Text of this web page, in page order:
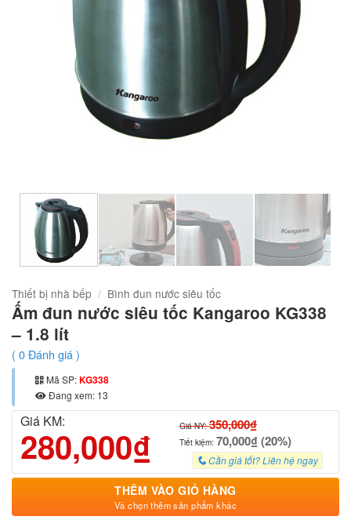
Thiết bị nhà bếp / Bình đun nước siêu tốc
Ấm đun nước siêu tốc Kangaroo KG338
– 1.8 lít
( 0Đánh giá )
Mã SP:KG338
Đang xem: 13
Giá KM:
280,000₫ Giá NY:350,000₫
Tiết kiệm: 70,000₫ (20%)
Cần giá tốt? Liên hệ ngay
THÊM VÀO GIỎ HÀNG
Và chọn thêm sản phẩm khác